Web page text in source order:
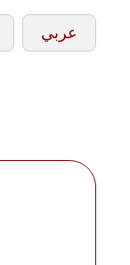
عربي